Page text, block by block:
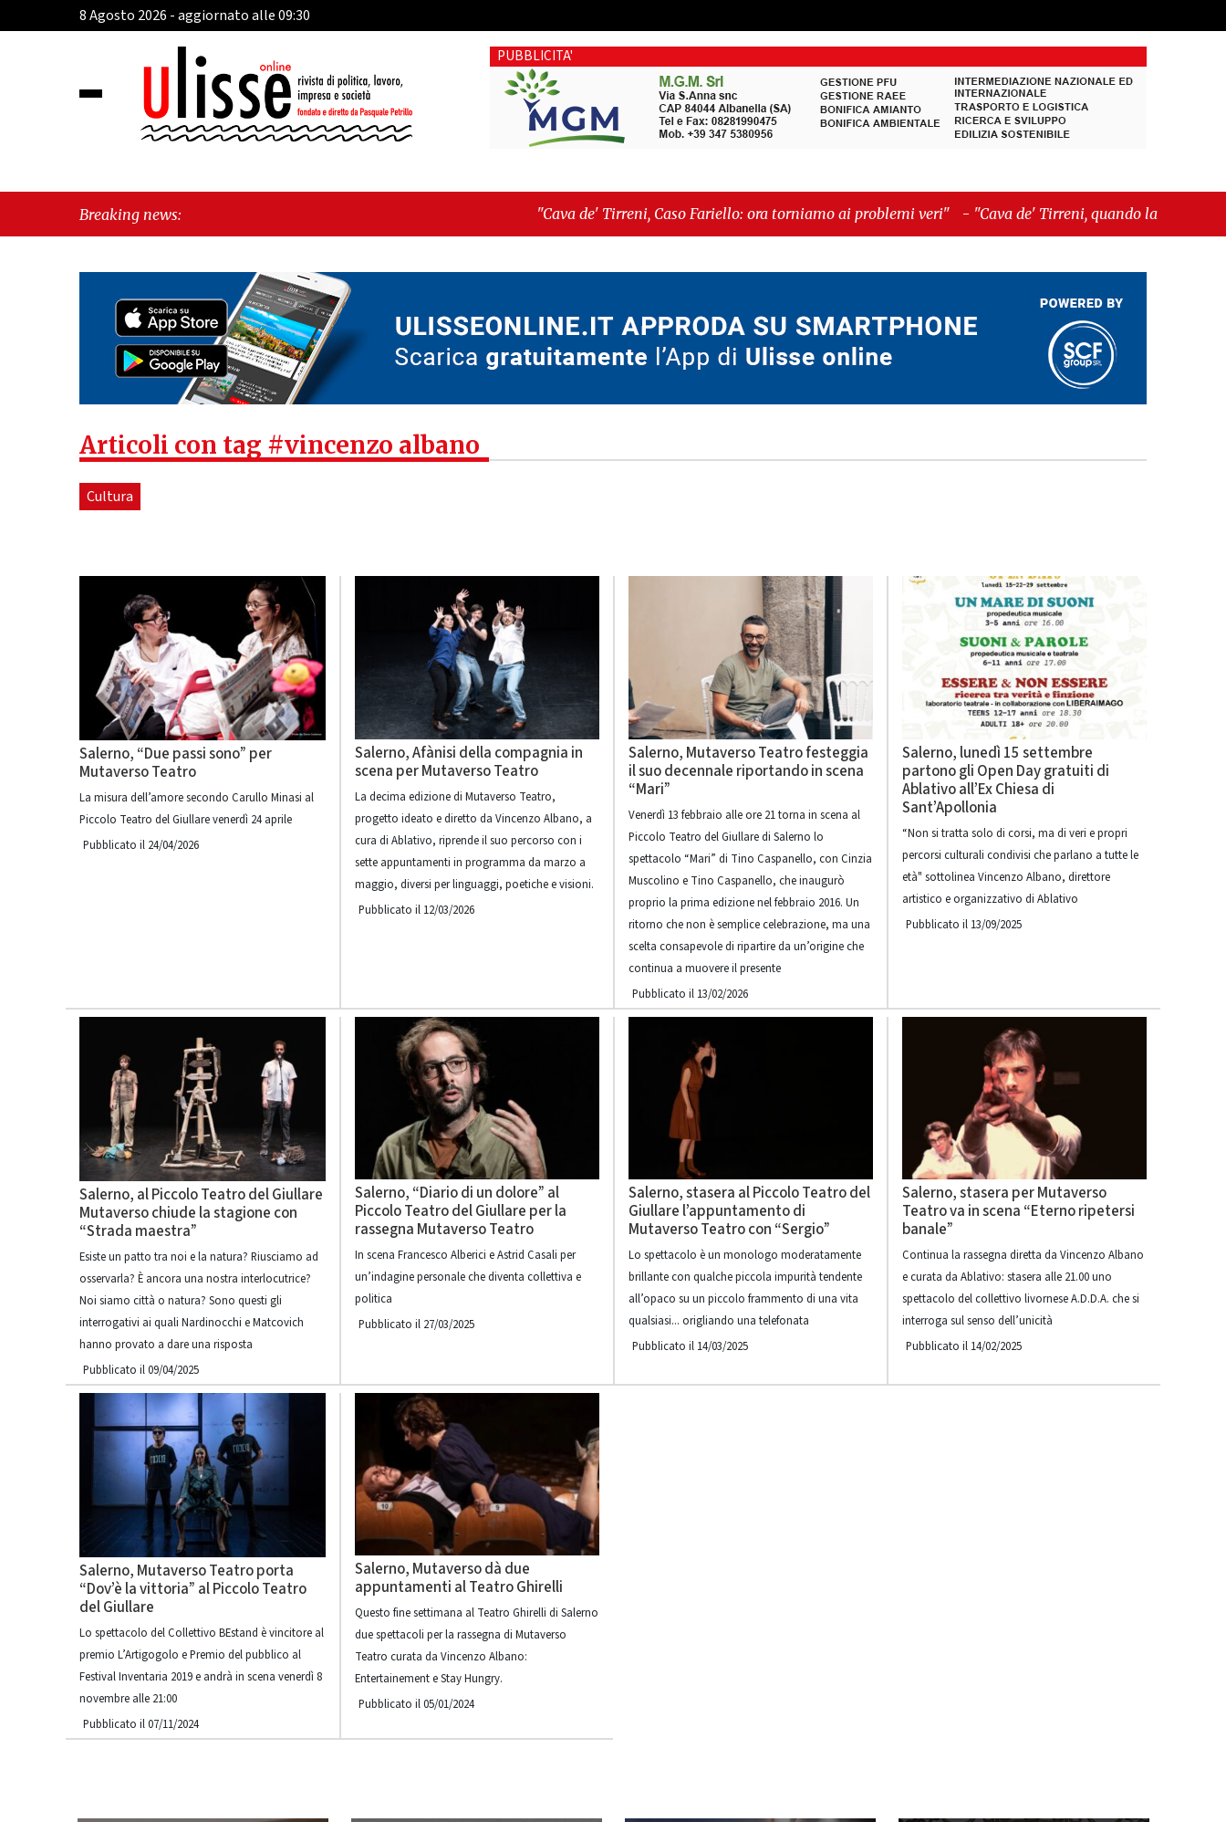
8 Agosto 2026 - aggiornato alle 09:30
PUBBLICITA'
Breaking news: "Cava de' Tirreni, Caso Fariello: ora torniamo ai problemi veri" -"Cava de' Tirreni, quando la burocrazia dimentica
perché esiste"
Articoli con tag #vincenzo albano
Cultura
Salerno, “Due passi sono” per
Mutaverso Teatro
La misura dell’amore secondo Carullo Minasi al
Piccolo Teatro del Giullare venerdì 24 aprile
Pubblicato il 24/04/2026
Salerno, Afànisi della compagnia in
scena per Mutaverso Teatro
La decima edizione di Mutaverso Teatro,
progetto ideato e diretto da Vincenzo Albano, a
cura di Ablativo, riprende il suo percorso con i
sette appuntamenti in programma da marzo a
maggio, diversi per linguaggi, poetiche e visioni.
Pubblicato il 12/03/2026
Salerno, Mutaverso Teatro festeggia
il suo decennale riportando in scena
“Mari”
Venerdì 13 febbraio alle ore 21 torna in scena al
Piccolo Teatro del Giullare di Salerno lo
spettacolo “Mari” di Tino Caspanello, con Cinzia
Muscolino e Tino Caspanello, che inaugurò
proprio la prima edizione nel febbraio 2016. Un
ritorno che non è semplice celebrazione, ma una
scelta consapevole di ripartire da un’origine che
continua a muovere il presente
Pubblicato il 13/02/2026
Salerno, lunedì 15 settembre
partono gli Open Day gratuiti di
Ablativo all’Ex Chiesa di
Sant’Apollonia
“Non si tratta solo di corsi, ma di veri e propri
percorsi culturali condivisi che parlano a tutte le
età" sottolinea Vincenzo Albano, direttore
artistico e organizzativo di Ablativo
Pubblicato il 13/09/2025
Salerno, al Piccolo Teatro del Giullare
Mutaverso chiude la stagione con
“Strada maestra”
Esiste un patto tra noi e la natura? Riusciamo ad
osservarla? È ancora una nostra interlocutrice?
Noi siamo città o natura? Sono questi gli
interrogativi ai quali Nardinocchi e Matcovich
hanno provato a dare una risposta
Pubblicato il 09/04/2025
Salerno, “Diario di un dolore” al
Piccolo Teatro del Giullare per la
rassegna Mutaverso Teatro
In scena Francesco Alberici e Astrid Casali per
un’indagine personale che diventa collettiva e
politica
Pubblicato il 27/03/2025
Salerno, stasera al Piccolo Teatro del
Giullare l’appuntamento di
Mutaverso Teatro con “Sergio”
Lo spettacolo è un monologo moderatamente
brillante con qualche piccola impurità tendente
all’opaco su un piccolo frammento di una vita
qualsiasi... origliando una telefonata
Pubblicato il 14/03/2025
Salerno, stasera per Mutaverso
Teatro va in scena “Eterno ripetersi
banale”
Continua la rassegna diretta da Vincenzo Albano
e curata da Ablativo: stasera alle 21.00 uno
spettacolo del collettivo livornese A.D.D.A. che si
interroga sul senso dell’unicità
Pubblicato il 14/02/2025
Salerno, Mutaverso Teatro porta
“Dov’è la vittoria” al Piccolo Teatro
del Giullare
Lo spettacolo del Collettivo BEstand è vincitore al
premio L’Artigogolo e Premio del pubblico al
Festival Inventaria 2019 e andrà in scena venerdì 8
novembre alle 21:00
Pubblicato il 07/11/2024
Salerno, Mutaverso dà due
appuntamenti al Teatro Ghirelli
Questo fine settimana al Teatro Ghirelli di Salerno
due spettacoli per la rassegna di Mutaverso
Teatro curata da Vincenzo Albano:
Entertainement e Stay Hungry.
Pubblicato il 05/01/2024